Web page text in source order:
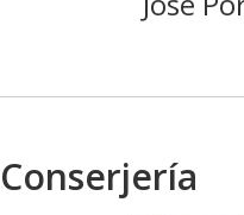
Conserjería